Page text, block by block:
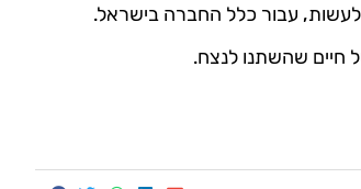
לעשות, עבור כלל החברה בישראל.
חיים שהשתנו לנצח.